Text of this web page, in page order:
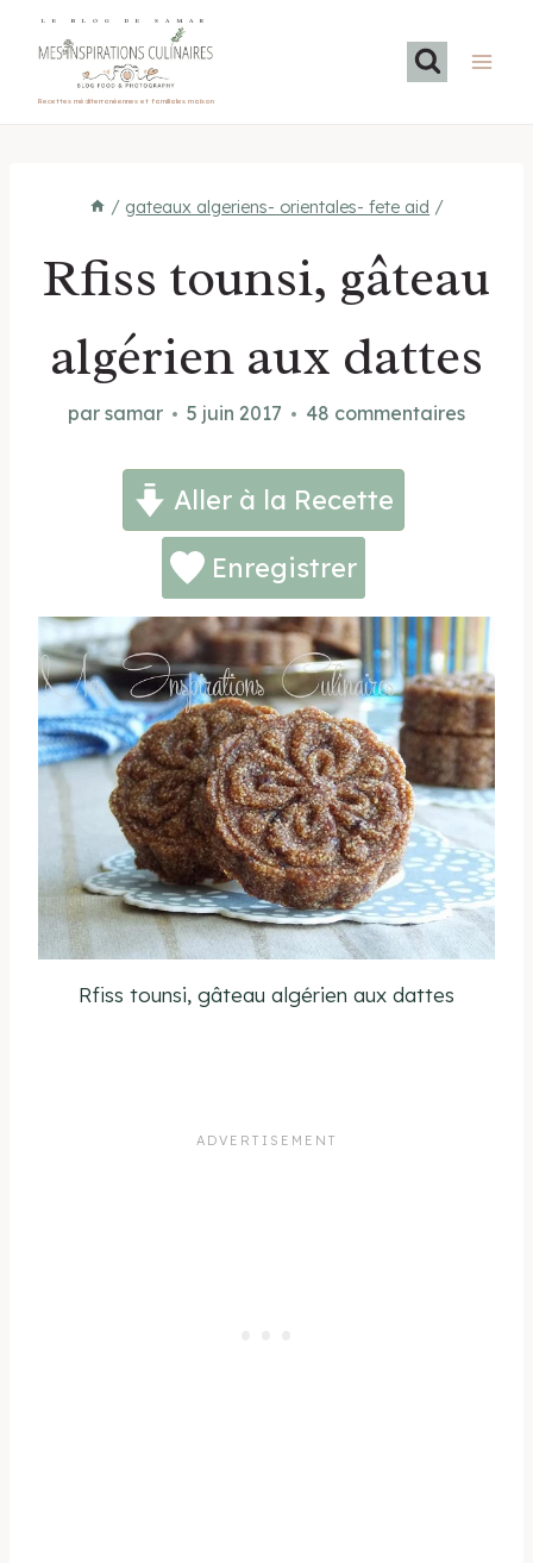
LE BLOG DE SAMAR
Recettes méditerranéennes et familiales maison
/ gateaux algeriens- orientales- fete aid /
Rfiss tounsi, gâteau
algérien aux dattes
par samar 5 juin 2017 48 commentaires
Aller à la Recette
Enregistrer
Rfiss tounsi, gâteau algérien aux dattes